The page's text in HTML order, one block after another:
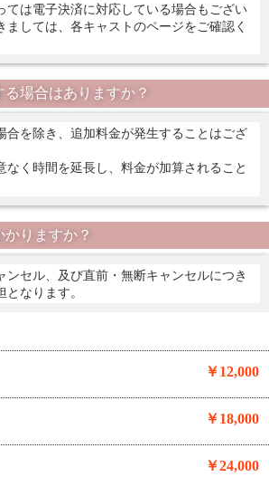
ては電子決済に対応している場合もござい
ましては、各キャストのページをご確認く
場合はありますか？
合を除き、追加料金が発生することはござ
なく時間を延長し、料金が加算されること
りますか？
ンセル、及び直前・無断キャンセルにつき
なります。
￥12,000
￥18,000
￥24,000